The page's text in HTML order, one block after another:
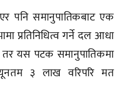
पनि समानुपातिकबाट एक
प्रतिनिधित्व गर्ने दल आधा
तर यस पटक समानुपातिकमा
३ लाख वरिपरि मत